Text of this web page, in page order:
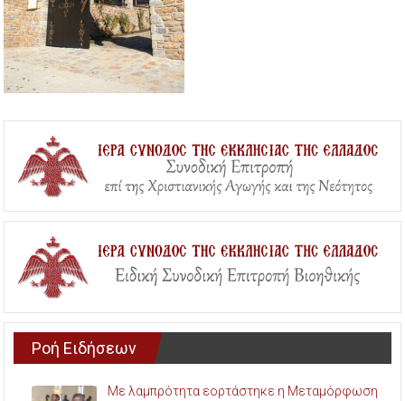
Ροή Ειδήσεων
Με λαμπρότητα εορτάστηκε η Μεταμόρφωση